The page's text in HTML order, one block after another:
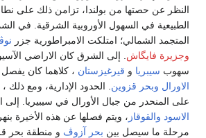
النظر عن حصتها من بولندا، تزامن ذلك على
الطبيعية في السهول الأوروبية الشرقية. في
المتجمد الشمالي؛ امتلكت الامبراطورية جزر
وجزيرة فايگاش . إلى الشرق كان الاراضي
سهوب سيبريا و قيرغيزستان ، كلاهما كان يفصل
الاورال وبحر قزوين . الحدود الإدارية، ومع ذلك
على المنحدر من جبال الأورال في سيبيريا.
الاسود والقوقاز ، ويتم فصلها عن هذه الأخيرة بنهر
مرحلة ما سيصل بين بحر آزوڤ و منطقة بحر